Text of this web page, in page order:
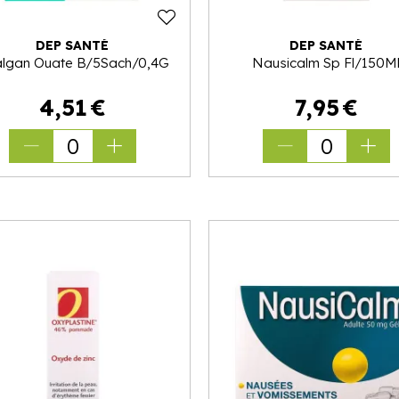
DEP SANTÉ
Ouate B/5Sach/0,4G
4,51€
0
DEP SANTÉ
Nausicalm Sp Fl/
7,95€
0